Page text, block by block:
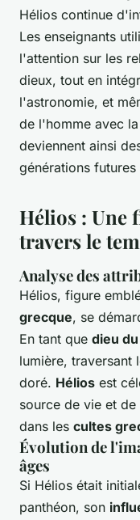
Hélios continue
Les enseignants
l'attention sur les
dieux, tout en
l'astronomie, et
de l'homme avec
deviennent ainsi
générations
Hélios : Une
travers le
Analyse des
Hélios, figure
grecque, se
En tant que dieu
lumière, traversant
doré. Hélios est
source de vie et
dans les cultes
Évolution de
âges
Si Hélios était
panthéon, son